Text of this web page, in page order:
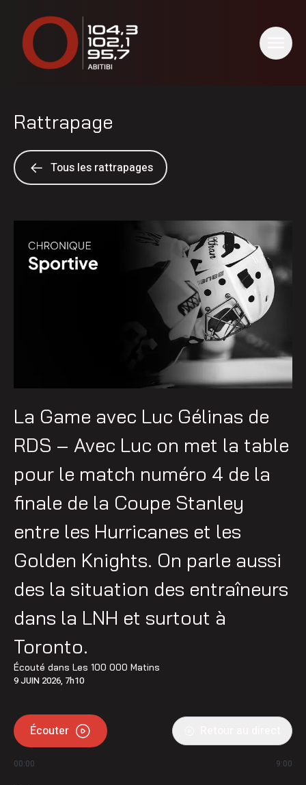
Rattrapage
Tous les rattrapages
La Game avec Luc Gélinas de
RDS – Avec Luc on met la table
pour le match numéro 4 de la
finale de la Coupe Stanley
entre les Hurricanes et les
Golden Knights. On parle aussi
des la situation des entraîneurs
dans la LNH et surtout à
Toronto.
Écouté dans Les 100 000 Matins
9 JUIN 2026, 7h10
Écouter
00:00 9:00